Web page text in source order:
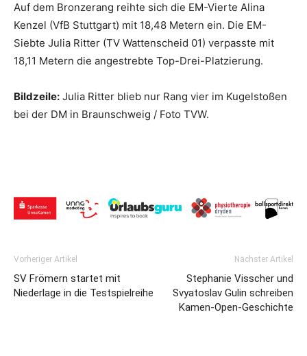
Auf dem Bronzerang reihte sich die EM-Vierte Alina
Kenzel (VfB Stuttgart) mit 18,48 Metern ein. Die EM-
Siebte Julia Ritter (TV Wattenscheid 01) verpasste mit
18,11 Metern die angestrebte Top-Drei-Platzierung.
Bildzeile: Julia Ritter blieb nur Rang vier im Kugelstoßen
bei der DM in Braunschweig / Foto TVW.
Vorheriger Artikel
SV Frömern startet mit
Niederlage in die Testspielreihe
Nächster Artikel
Stephanie Visscher und
Svyatoslav Gulin schreiben
Kamen-Open-Geschichte